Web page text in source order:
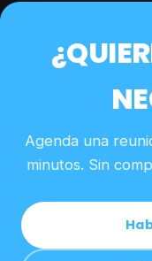
Agenda una
minutos. Sin